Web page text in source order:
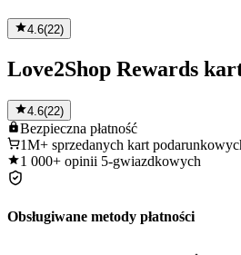
4.6(22)
Love2Shop Rewards
4.6(22)
Bezpieczna płatność
1M+ sprzedanych kart
1 000+ opinii 5-gwiazdkowych
Obsługiwane metody płatności